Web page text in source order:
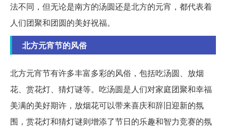
法不同，但无论是南方的汤圆还是北方的元宵，都代表着
人们团聚和团圆的美好祝福。
北方元宵节的风俗
北方元宵节有许多丰富多彩的风俗，包括吃汤圆、放烟
花、赏花灯、猜灯谜等。吃汤圆是人们对家庭团聚和幸福
美满的美好期许，放烟花可以带来喜庆和辞旧迎新的氛
围，赏花灯和猜灯谜则增添了节日的乐趣和智力竞赛的氛